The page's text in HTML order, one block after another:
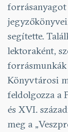
segítette.
lektoraként,
forrásmunkák
Könyvtárosi
feldolgozza a
és XVI.
meg a